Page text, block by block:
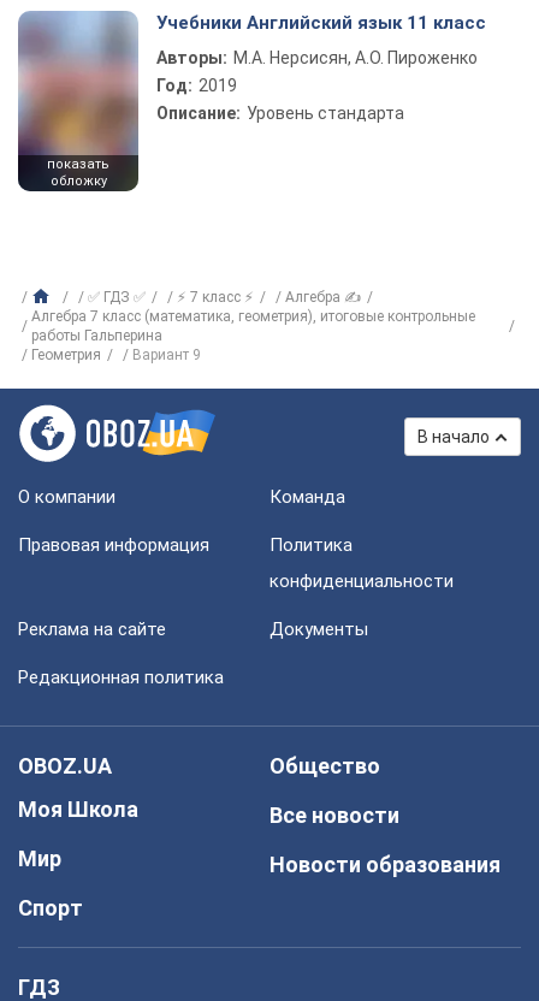
показать
обложку
Учебники Английский язык 11 класс
Авторы: М.А. Нерсисян, А.О. Пироженко
Год: 2019
Описание: Уровень стандарта
✅ ГДЗ ✅ ⚡ 7 класс ⚡
Алгебра ✍
Алгебра 7 класс (математика, геометрия), итоговые контрольные
работы Гальперина
Геометрия
Вариант 9
В начало
О компании Команда
Правовая информация
Политика
конфиденциальности
Реклама на сайте Документы
Редакционная политика
OBOZ.UA
Моя Школа
Мир
Спорт
Общество
Все новости
Новости образования
ГДЗ